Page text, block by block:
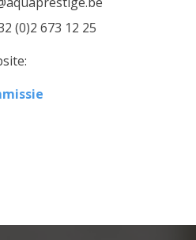
(0)2 673 12 25